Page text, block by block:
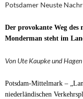
Potsdamer Neuste
Der provokante Weg des
Monderman steht im
Von Ute Kaupke und
Potsdam-Mittelmark –
niederländischen